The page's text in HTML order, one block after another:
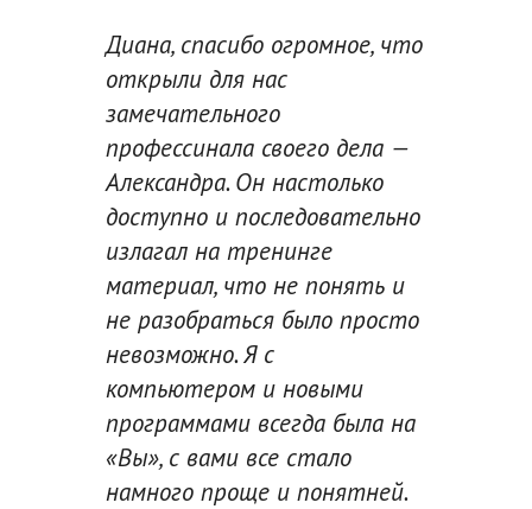
Диана, спасибо огромное, что
открыли для нас
замечательного
профессинала своего дела —
Александра. Он настолько
доступно и последовательно
излагал на тренинге
материал, что не понять и
не разобраться было просто
невозможно. Я с
компьютером и новыми
программами всегда была на
«Вы», с вами все стало
намного проще и понятней.